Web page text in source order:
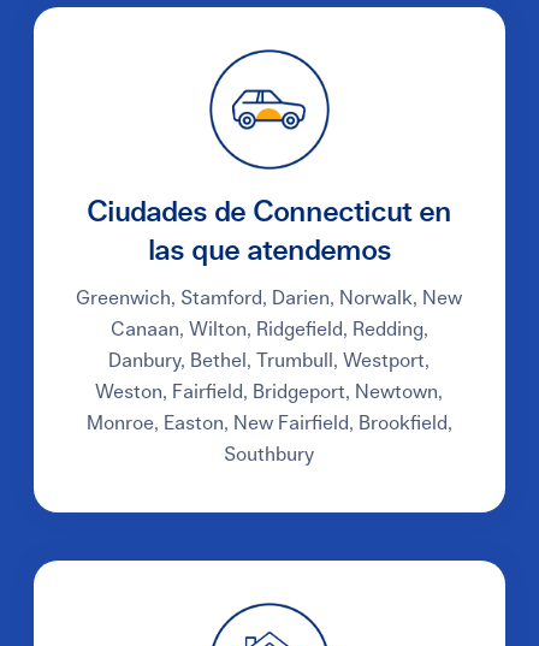
Ciudades de Connecticut en
las que atendemos
Greenwich, Stamford, Darien, Norwalk, New
Canaan, Wilton, Ridgefield, Redding,
Danbury, Bethel, Trumbull, Westport,
Weston, Fairfield, Bridgeport, Newtown,
Monroe, Easton, New Fairfield, Brookfield,
Southbury